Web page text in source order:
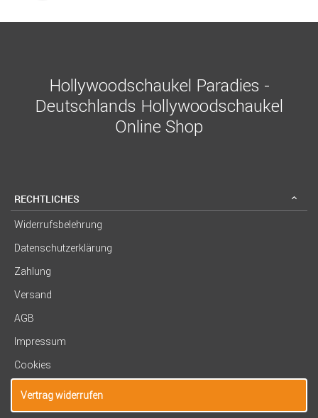
Hollywoodschaukel Paradies -
Deutschlands Hollywoodschaukel
Online Shop
RECHTLICHES
Widerrufsbelehrung
Datenschutzerklärung
Zahlung
Versand
AGB
Impressum
Cookies
Vertrag widerrufen